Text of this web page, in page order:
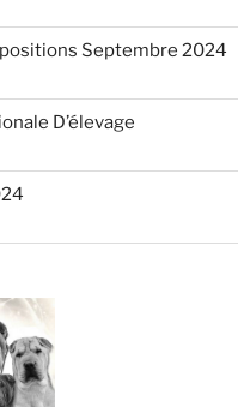
Septembre 2024
D’élevage